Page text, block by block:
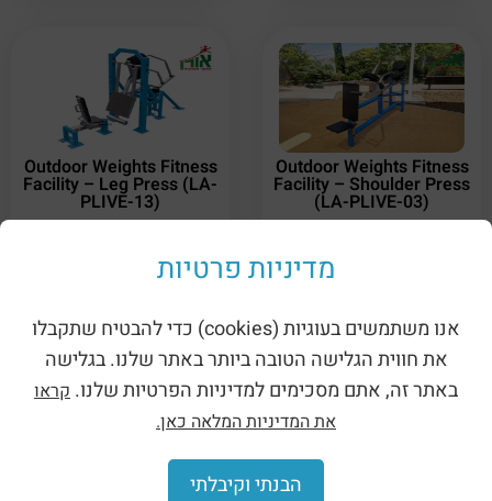
Outdoor Weights Fitness
Facility – Leg Press (LA-
PLIVE-13)
Outdoor Weights Fitness
Facility – Shoulder Press
(LA-PLIVE-03)
Outdoor Weights Fitness
Facility – Squat (LA-
Outdoor Weights Fitness
Facility – Treadmill (LA-
מדיניות פרטיות
אנו משתמשים בעוגיות (cookies) כדי להבטיח שתקבלו
את חווית הגלישה הטובה ביותר באתר שלנו. בגלישה
באתר זה, אתם מסכימים למדיניות הפרטיות שלנו. קראו
את המדיניות המלאה כאן.
הבנתי וקיבלתי